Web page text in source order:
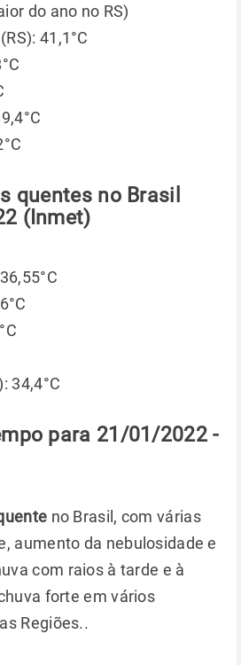
do ano no RS)
41,1°C
quentes no Brasil
(Inmet)
34,4°C
para 21/01/2022 -
no Brasil, com várias
aumento da nebulosidade e
com raios à tarde e à
forte em vários
Regiões..